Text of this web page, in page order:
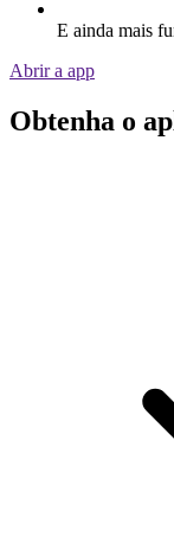
E ainda mais
Abrir a app
Obtenha o